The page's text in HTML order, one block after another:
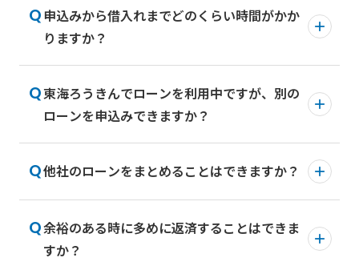
す。
詳しくは「
」をご確認く
ださい。
安定・継続した年収（前年税込年収）が
受けられる方
にお問合せください。
来店時に必要な書類等もご予約時にお伝えいた
します。
店舗検索はこちら
。
また平日のご来店相談予約はホームページまた
店舗に直接お電話でお問合せください。
土曜日のローン相談は承っておりません。
日曜日につきましては、ローンセンターでご相
談を受付しております。（一部ローンセンター
を除く）
なお、毎月第3日曜日は全店一斉でローン相談
会を開催しております。
で、あらかじめご予約をお勧めします。
店舗検索はこちら 。
申込みから借入れまでどのくらい時間がかか
りますか？
お申込みからご融資まで、通常10～12営業日
程度の時間をいただきます。
審査状況によっては上記以上の日数を要する場合がご
ざいます。
東海ろうきんでローンを利用中ですが、別の
ローンを申込みできますか？
既にローンをご契約中の場合でも、新たなロー
お問合せください。
店舗検索は
他社のローンをまとめることはできますか？
他金融機関等の借入れ・複数の借入れをまとめ
ていただける商品のご準備はございますが、お
余裕のある時に多めに返済することはできま
すか？